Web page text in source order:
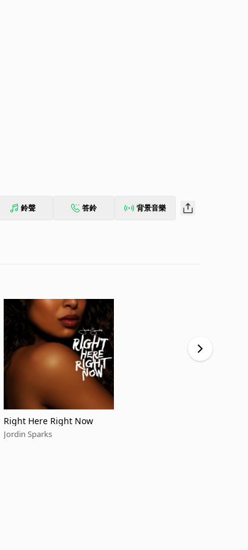
鈴聲 答鈴 背景音樂
Right Here Right Now
Jordin Sparks